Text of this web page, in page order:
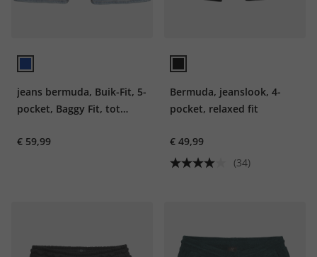
jeans bermuda, Buik-Fit, 5-
pocket, Baggy Fit, tot
€ 59,99
Bermuda, jeanslook, 4-
pocket, relaxed fit
€ 49,99
(34)